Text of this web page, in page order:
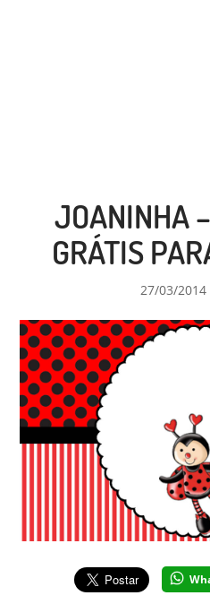
JOANINHA
GRÁTIS
27/03/2014